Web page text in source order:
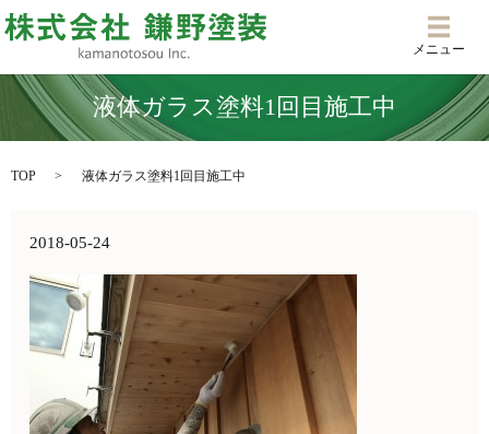
メニ
メニュー
液体ガラス塗料1回目施工中
TOP 液体ガラス塗料1回目施工中
2018-05-24